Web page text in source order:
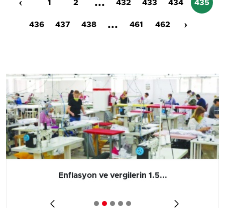
‹ 1 2 ... 432 433 434 435
436 437 438 ... 461 462 ›
Barış yatırımı, üretimi ve...